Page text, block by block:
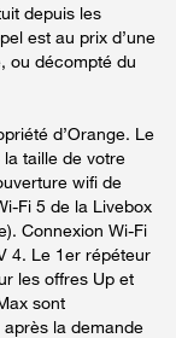
depuis les
est au prix d’une
ou décompté du
d’Orange. Le
taille de votre
wifi de
Fi 5 de la Livebox
Connexion Wi-Fi
4. Le 1er répéteur
les offres Up et
sont
la demande